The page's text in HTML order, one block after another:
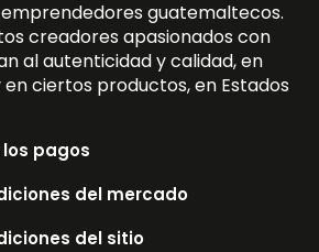
guatemaltecos.
creadores apasionados con
al autenticidad y calidad, en
ciertos productos, en Estados
pagos
del mercado
del sitio